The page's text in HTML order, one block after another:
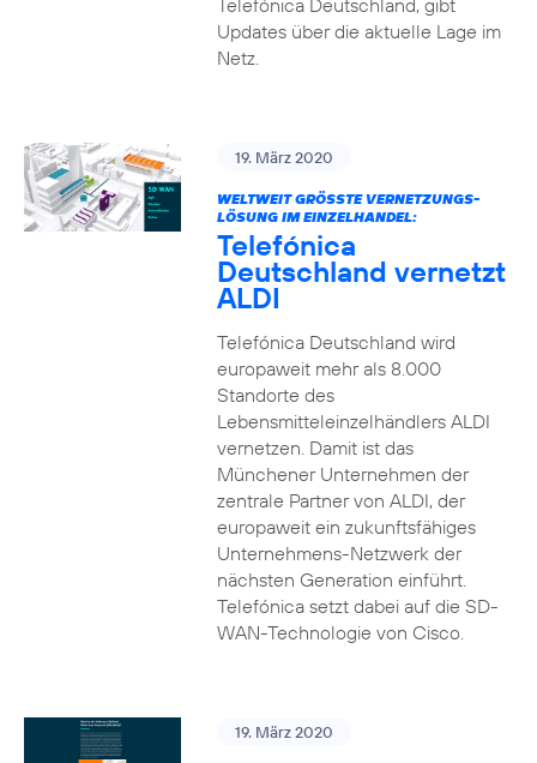
Telefónica Deutschland, gibt
Updates über die aktuelle Lage im
Netz.
19. März 2020
WELTWEIT GRÖSSTE VERNETZUNGS-L
ÖSUNG IM EINZELHANDEL:
Telefónica
Deutschland vernetzt
ALDI
Telefónica Deutschland wird
europaweit mehr als 8.000
Standorte des
Lebensmitteleinzelhändlers ALDI
vernetzen. Damit ist das
Münchener Unternehmen der
zentrale Partner von ALDI, der
europaweit ein zukunftsfähiges
Unternehmens-Netzwerk der
nächsten Generation einführt.
Telefónica setzt dabei auf die SD-
WAN-Technologie von Cisco.
19. März 2020